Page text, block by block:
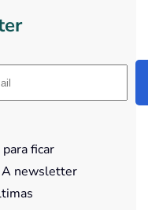
ficar
A newsletter